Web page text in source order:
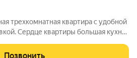
трехкомнатная квартира с удобной
квартиры большая кухня,
арочными проемами,
Позвонить